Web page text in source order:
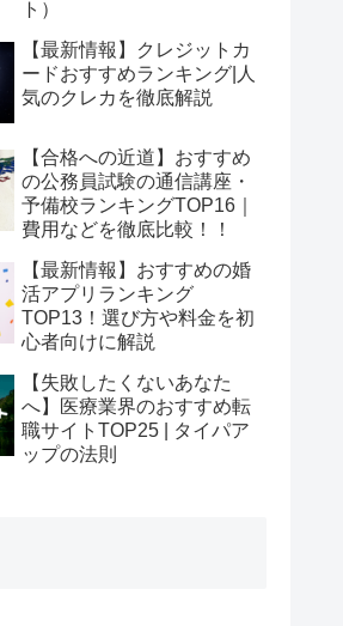
ト）
【最新情報】クレジットカ
ードおすすめランキング|人
気のクレカを徹底解説
【合格への近道】おすすめ
の公務員試験の通信講座・
予備校ランキングTOP16｜
費用などを徹底比較！！
【最新情報】おすすめの婚
活アプリランキング
TOP13！選び方や料金を初
心者向けに解説
【失敗したくないあなた
へ】医療業界のおすすめ転
職サイトTOP25 | タイパア
ップの法則